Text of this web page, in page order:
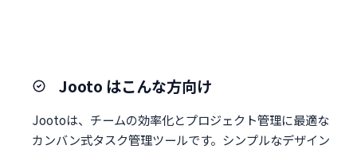
Jooto はこんな方向け
Jootoは、チームの効率化とプロジェクト管理に最適な
カンバン式タスク管理ツールです。シンプルなデザイン